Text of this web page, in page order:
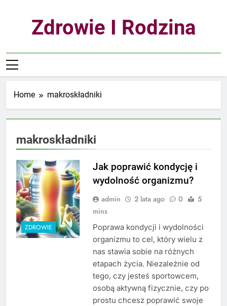
Zdrowie I Rodzina
Home makroskładniki
makroskładniki
ZDROWIE
Jak poprawić kondycję i
wydolność organizmu?
admin 2 lata ago 0
5
mins
Poprawa kondycji i wydolności
organizmu to cel, który wielu z
nas stawia sobie na różnych
etapach życia. Niezależnie od
tego, czy jesteś sportowcem,
osobą aktywną fizycznie, czy po
prostu chcesz poprawić swoje